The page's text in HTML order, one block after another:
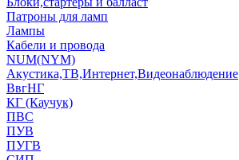
Патроны для ламп
Лампы
Кабели и провода
NUM(NYM)
Акустика,ТВ,Интернет,Видеонаблюдение
ВвгНГ
КГ (Каучук)
ПВС
ПУВ
ПУГВ